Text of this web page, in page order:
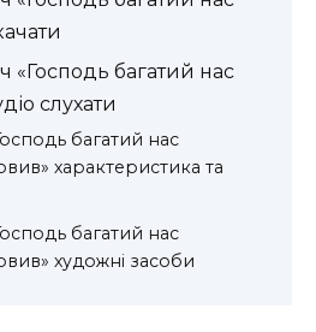
багатий нас
слухати
багатий нас
характеристика та
багатий нас
художні засоби